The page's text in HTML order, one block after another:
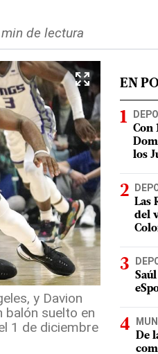
de lectura
y Davion
balón suelto en
1 de diciembre
EN
Con
los
Las
del
De